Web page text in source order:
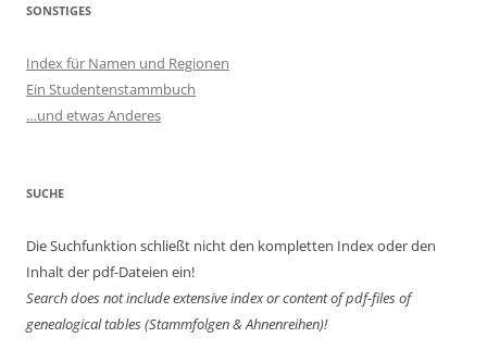
SONSTIGES
Index für Namen und Regionen
Ein Studentenstammbuch
…und etwas Anderes
SUCHE
Die Suchfunktion schließt nicht den kompletten Index oder den
Inhalt der pdf-Dateien ein!
Search does not include extensive index or content ofpdf-files of
genealogical tables (Stammfolgen & Ahnenreihen)!